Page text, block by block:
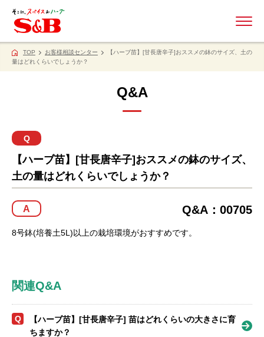
TOP お客様相談センター
【ハーブ苗】[甘長唐辛子]おススメの鉢のサイズ、土の
量はどれくらいでしょうか？
Q&A
Q
【ハーブ苗】[甘長唐辛子]おススメの鉢のサイズ、
土の量はどれくらいでしょうか？
Q&A：00705
A
8号鉢(培養土5L)以上の栽培環境がおすすめです。
関連Q&A
Q
【ハーブ苗】[甘長唐辛子] 苗はどれくらいの大きさに育
ちますか？